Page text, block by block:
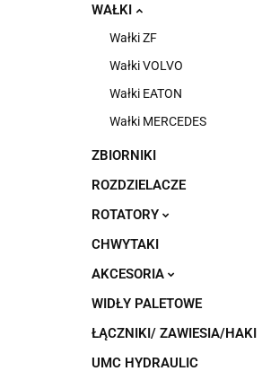
WAŁKI
Wałki ZF
Wałki VOLVO
Wałki EATON
Wałki MERCEDES
ZBIORNIKI
ROZDZIELACZE
ROTATORY
CHWYTAKI
AKCESORIA
WIDŁY PALETOWE
ŁĄCZNIKI/ ZAWIESIA/HAKI
UMC HYDRAULIC